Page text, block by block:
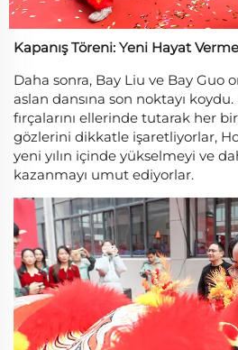
Kapanış Töreni: Yeni Hayat Verme
Daha sonra, Bay Liu ve Bay Guo
aslan dansına son noktayı
fırçalarını ellerinde tutarak her
gözlerini dikkatle işaretliyorlar,
yeni yılın içinde yükselmeyi ve
kazanmayı umut ediyorlar.